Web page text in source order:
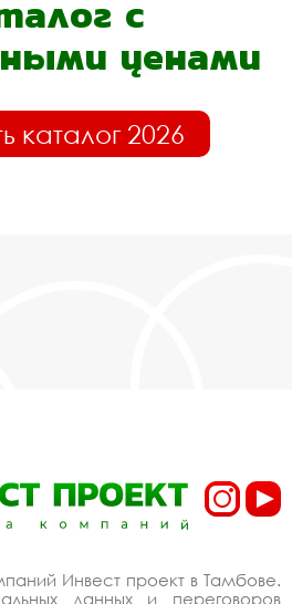
с
ценами
каталог 2026
Инвест проект в Тамбове.
данных и переговоров